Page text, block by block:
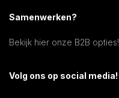
Samenwerken?
Bekijk hier onze B2B opties!
Volg ons op social media!